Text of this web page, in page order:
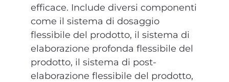
efficace. Include diversi componenti
come il sistema di dosaggio
flessibile del prodotto, il sistema di
elaborazione profonda flessibile del
prodotto, il sistema di post-
elaborazione flessibile del prodotto,